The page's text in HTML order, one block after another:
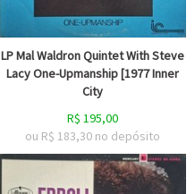
LP Mal Waldron Quintet With Steve
Lacy One-Upmanship [1977 Inner
City
R$ 195,00
ou R$ 183,30 no depósito